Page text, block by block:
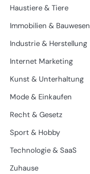
Haustiere & Tiere
Immobilien & Bauwesen
Industrie & Herstellung
Internet Marketing
Kunst & Unterhaltung
Mode & Einkaufen
Recht & Gesetz
Sport & Hobby
Technologie & SaaS
Zuhause